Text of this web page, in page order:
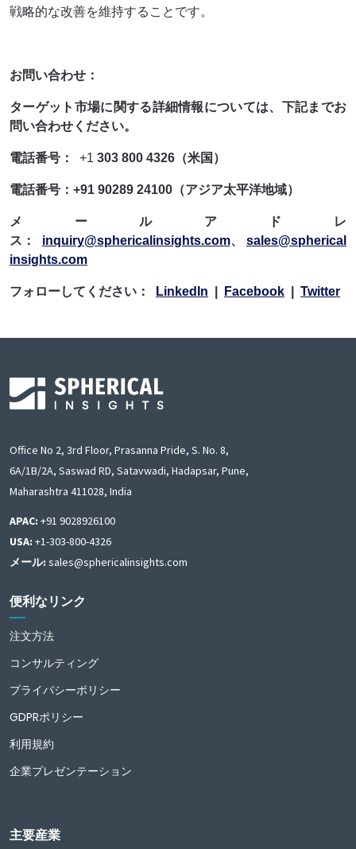
戦略的な改善を維持することです。
お問い合わせ：
ターゲット市場に関する詳細情報については、下記までお
問い合わせください。
電話番号： +1 303 800 4326（米国）
電話番号：+91 90289 24100（アジア太平洋地域）
メールアドレ
ス： inquiry@sphericalinsights.com、
sales@spherical
insights.com
フォローしてください： LinkedIn Facebook Twitter
Office No 2, 3rd Floor, Prasanna Pride, S. No. 8,
6A/1B/2A, Saswad RD, Satavwadi, Hadapsar, Pune,
Maharashtra 411028, India
APAC: +91 9028926100
USA: +1-303-800-4326
メール: sales@sphericalinsights.com
便利なリンク
注文方法
コンサルティング
プライバシーポリシー
GDPRポリシー
利用規約
企業プレゼンテーション
主要産業